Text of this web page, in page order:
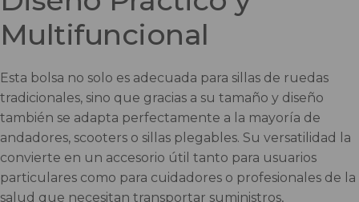
Multifuncional
Esta bolsa no solo es adecuada para sillas de ruedas
tradicionales, sino que gracias a su tamaño y diseño
también se adapta perfectamente a la mayoría de
andadores, scooters o sillas plegables. Su versatilidad la
convierte en un accesorio útil tanto para usuarios
particulares como para cuidadores o profesionales de la
salud que necesitan transportar suministros,